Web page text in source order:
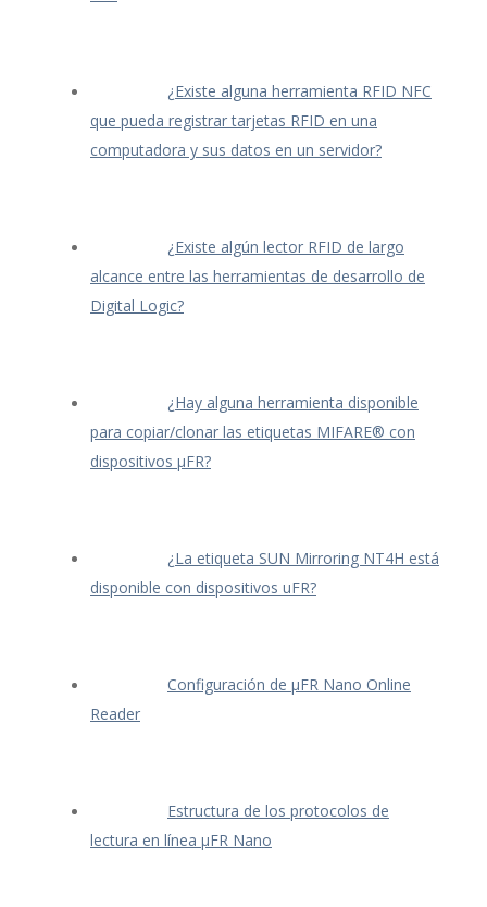
¿Existe alguna herramienta RFID NFC
que pueda registrar tarjetas RFID en una
computadora y sus datos en un servidor?
¿Existe algún lector RFID de largo
alcance entre las herramientas de desarrollo de
Digital Logic?
¿Hay alguna herramienta disponible
para copiar/clonar las etiquetas MIFARE® con
dispositivos μFR?
¿La etiqueta SUN Mirroring NT4H está
disponible con dispositivos uFR?
Configuración de μFR Nano Online
Reader
Estructura de los protocolos de
lectura en línea μFR Nano